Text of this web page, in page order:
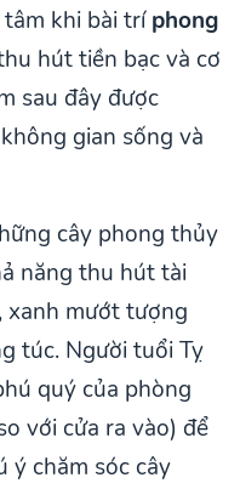
khi bài tríphong
hút tiền bạc và cơ
sau đây được
gian sống và
cây phong thủy
năng thu hút tài
xanh mướt tượng
túc. Người tuổi Tỵ
quý của phòng
với cửa ra vào) để
ý chăm sóc cây